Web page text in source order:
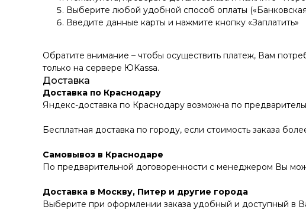
Выберите любой удобной способ оплаты
Введите данные карты и нажмите кнопку «Заплатить»
Обратите внимание – чтобы осуществить платеж, Вам
только на сервере ЮKassа.
Доставка
Доставка по Краснодару
Яндекс-доставка по Краснодару возможна по
Бесплатная доставка по городу, если стоимость заказа
Самовывоз в Краснодаре
По предварительной договоренности с менеджером Вы
Доставка в Москву, Питер и другие города
Выберите при оформлении заказа удобный и доступный в